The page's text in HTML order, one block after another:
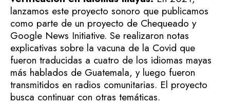
lanzamos este proyecto sonoro que publicamos
como parte de un proyecto de Chequeado y
Google News Initiative. Se realizaron notas
explicativas sobre la vacuna de la Covid que
fueron traducidas a cuatro de los idiomas mayas
más hablados de Guatemala, y luego fueron
transmitidos en radios comunitarias. El proyecto
busca continuar con otras temáticas.